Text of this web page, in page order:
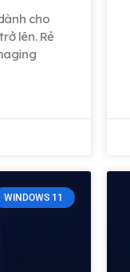
cho
lên. Rẻ
WINDOWS 11